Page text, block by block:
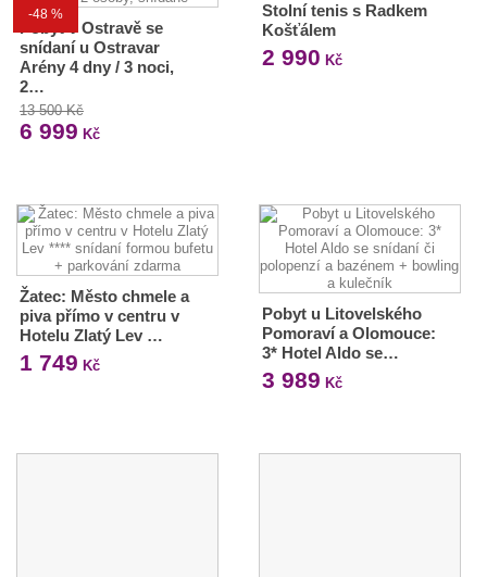
-48 %
Pobyt v Ostravě se
snídaní u Ostravar
Arény 4 dny / 3 noci,
2…
13 500 Kč
6 999 Kč
Stolní tenis s Radkem
Košťálem
2 990 Kč
Žatec: Město chmele a
piva přímo v centru v
Hotelu Zlatý Lev …
1 749 Kč
Pobyt u Litovelského
Pomoraví a Olomouce:
3* Hotel Aldo se…
3 989 Kč